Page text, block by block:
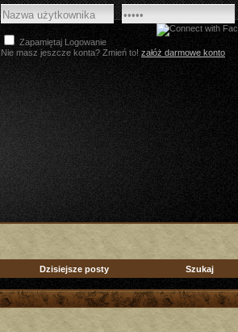
Zapamiętaj Logowanie
Nie masz jeszcze konta? Zmień to! załóż darmowe konto
Dzisiejsze posty Szukaj